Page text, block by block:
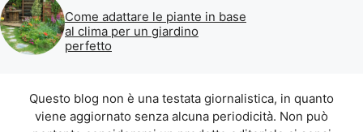
Come adattare le piante in base
al clima per un giardino
perfetto
Questo blog non è una testata giornalistica, in quanto
viene aggiornato senza alcuna periodicità. Non può